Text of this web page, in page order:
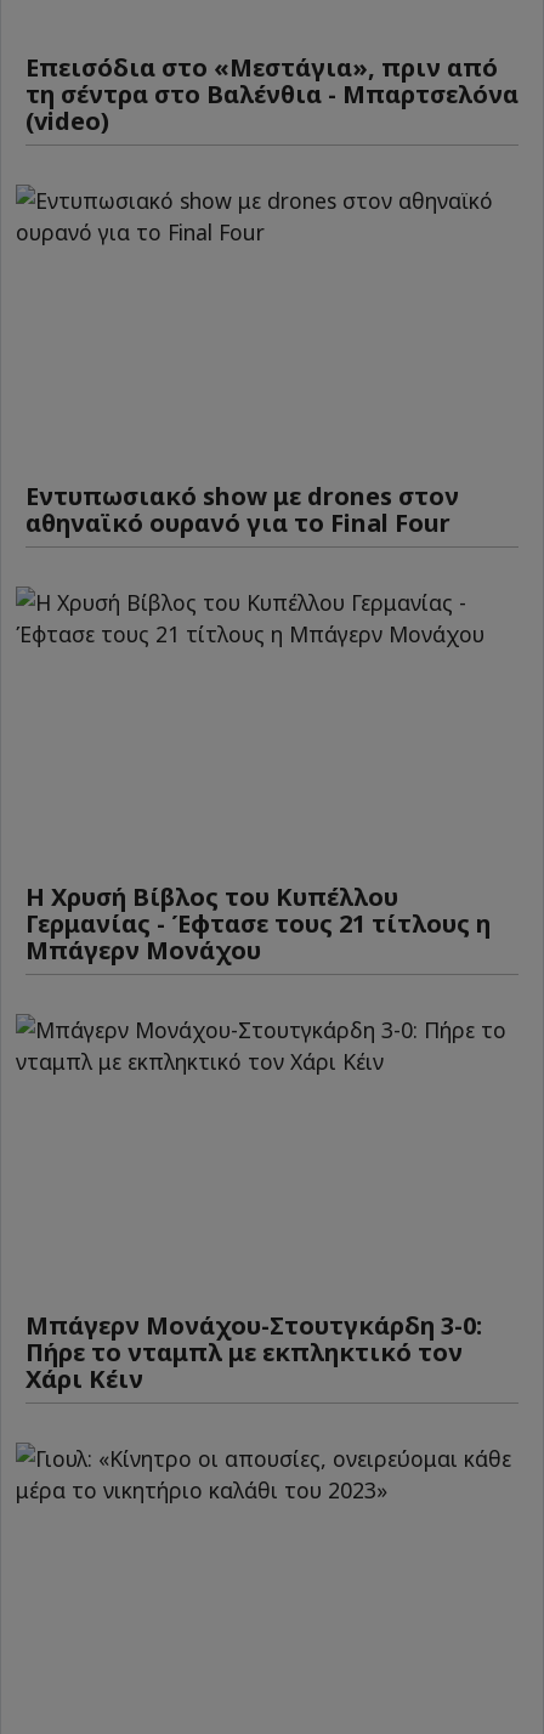
Επεισόδια στο «Μεστάγια», πριν από
τη σέντρα στο Βαλένθια - Μπαρτσελόνα
(video)
Εντυπωσιακό show με drones στον
αθηναϊκό ουρανό για το Final Four
Η Χρυσή Βίβλος του Κυπέλλου
Γερμανίας - Έφτασε τους 21 τίτλους η
Μπάγερν Μονάχου
Μπάγερν Μονάχου-Στουτγκάρδη 3-0:
Πήρε το νταμπλ με εκπληκτικό τον
Χάρι Κέιν